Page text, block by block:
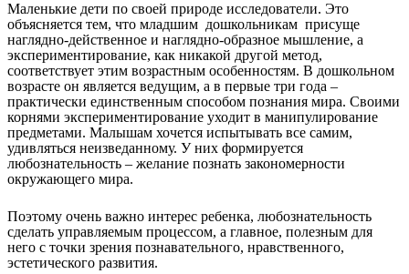
Маленькие дети по своей природе исследователи. Это
объясняется тем, что младшим дошкольникам присуще
наглядно-действенное и наглядно-образное мышление, а
экспериментирование, как никакой другой метод,
соответствует этим возрастным особенностям. В дошкольном
возрасте он является ведущим, а в первые три года –
практически единственным способом познания мира. Своими
корнями экспериментирование уходит в манипулирование
предметами. Малышам хочется испытывать все самим,
удивляться неизведанному. У них формируется
любознательность – желание познать закономерности
окружающего мира.
Поэтому очень важно интерес ребенка, любознательность
сделать управляемым процессом, а главное, полезным для
него с точки зрения познавательного, нравственного,
эстетического развития.